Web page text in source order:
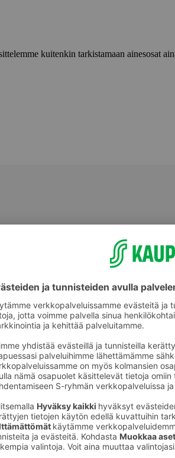
kuitenkin tarkistamaan ainesosat
Valmiit ateriat ja aterian